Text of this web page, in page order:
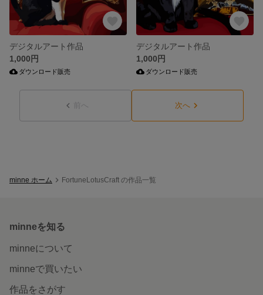
デジタルアート作品
1,000円
ダウンロード販売
デジタルアート作品
1,000円
ダウンロード販売
前へ 次へ
minne ホーム FortuneLotusCraft の作品一覧
minneを知る
minneについて
minneで買いたい
作品をさがす